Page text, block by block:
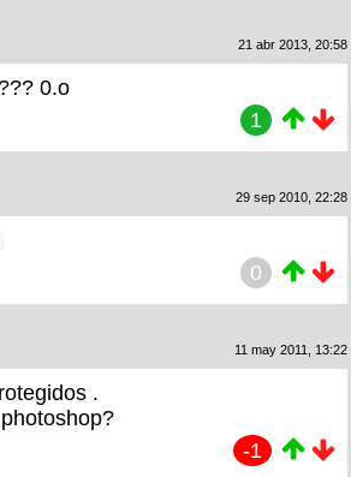
21 abr 2013, 20:58
0.o
1
29 sep 2010, 22:28
0
11 may 2011, 13:22
.
-1